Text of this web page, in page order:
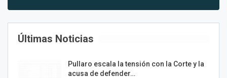
Últimas Noticias
Pullaro escala la tensión con la Corte y la
acusa de defender…